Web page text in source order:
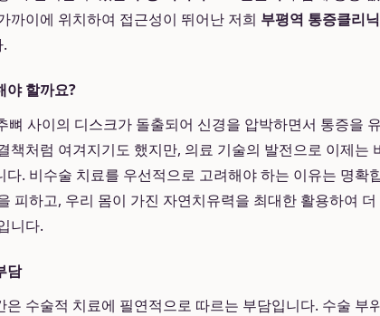
까이에 위치하여 접근성이 뛰어난 저희 부평역 통증클리닉
야 할까요?
사이의 디스크가 돌출되어 신경을 압박하면서 통증을
책처럼 여겨지기도 했지만, 의료 기술의 발전으로 이제는
. 비수술 치료를 우선적으로 고려해야 하는 이유는 명확
피하고, 우리 몸이 가진 자연치유력을 최대한 활용하여
니다.
담
수술적 치료에 필연적으로 따르는 부담입니다. 수술 부